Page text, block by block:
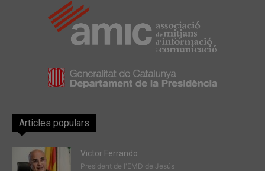
Articles populars
Victor Ferrando
President de l'EMD de Jesús